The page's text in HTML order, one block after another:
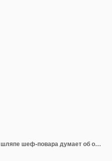
Забавный пухлый повар в шляпе шеф-повара думает об оригинальном вкусном супе со свежими овощами